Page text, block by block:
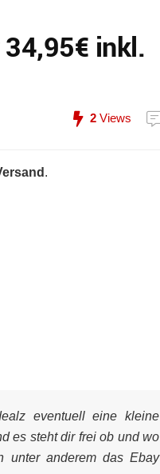
inkl.
2 Views
.
eventuell eine kleine
es steht dir frei ob und wo
unter anderem das Ebay